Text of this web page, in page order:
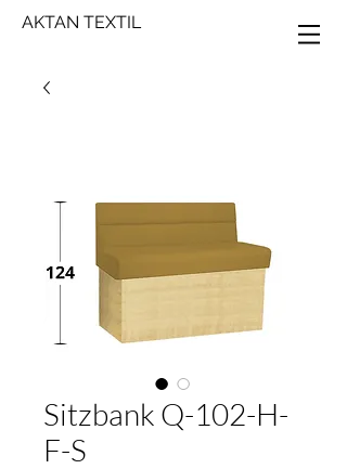
AKTAN TEXTIL
Sitzbank Q-102-H-
F-S